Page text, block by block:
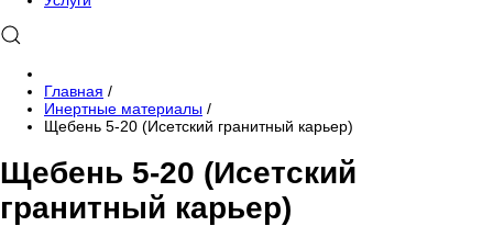
Главная /
Инертные материалы /
Щебень 5-20 (Исетский гранитный карьер)
Щебень 5-20 (Исетский
гранитный карьер)